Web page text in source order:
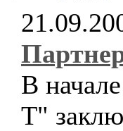
В
Т"